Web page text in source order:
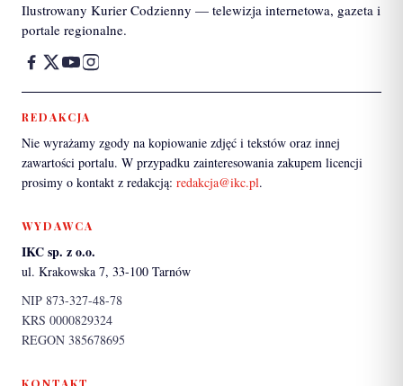
Ilustrowany Kurier Codzienny — telewizja internetowa, gazeta i
portale regionalne.
REDAKCJA
Nie wyrażamy zgody na kopiowanie zdjęć i tekstów oraz innej
zawartości portalu. W przypadku zainteresowania zakupem licencji
prosimy o kontakt z redakcją: redakcja@ikc.pl.
WYDAWCA
IKC sp. z o.o.
ul. Krakowska 7, 33-100 Tarnów
NIP 873-327-48-78
KRS 0000829324
REGON 385678695